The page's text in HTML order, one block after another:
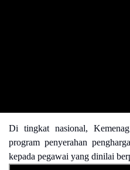
Di tingkat nasional,
program penyerahan
kepada pegawai yang dinilai